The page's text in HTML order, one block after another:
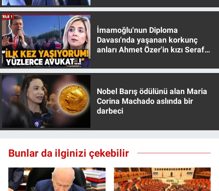
İmamoğlu'nun Diploma
Davası'nda yaşanan korkunç
anları Ahmet Özer'in kızı Seraf
Nobel Barış ödülünü alan Maria
Corina Machado aslında bir
darbeci
Bunlar da ilginizi çekebilir
Canlı Yayın